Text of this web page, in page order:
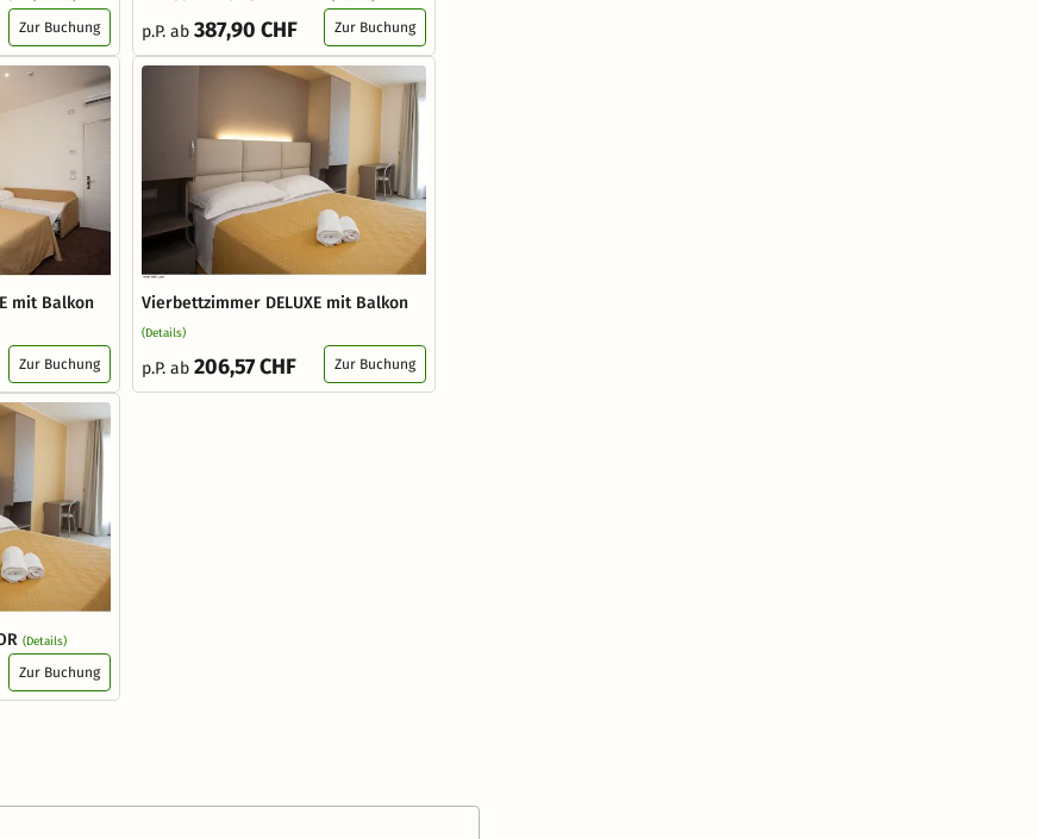
Zur Buchung p.P. ab 387,90 CHF Zur Buchung
mit Balkon
Zur Buchung
Vierbettzimmer DELUXE mit Balkon
(Details)
p.P. ab 206,57 CHF Zur Buchung
(Details)
Zur Buchung